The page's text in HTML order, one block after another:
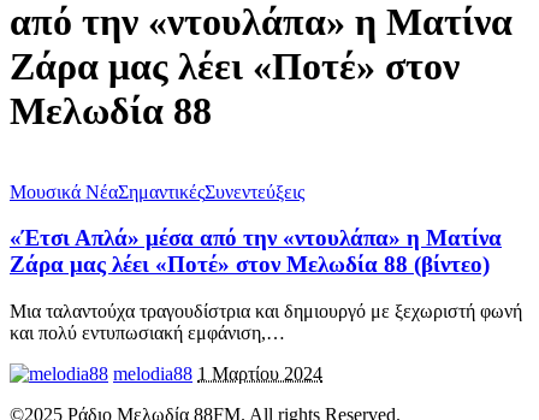
από την «ντουλάπα» η Ματίνα
Ζάρα μας λέει «Ποτέ» στον
Μελωδία 88
Μουσικά ΝέαΣημαντικέςΣυνεντεύξεις
«Έτσι Απλά» μέσα από την «ντουλάπα» η Ματίνα
Ζάρα μας λέει «Ποτέ» στον Μελωδία 88 (βίντεο)
Μια ταλαντούχα τραγουδίστρια και δημιουργό με ξεχωριστή φωνή
και πολύ εντυπωσιακή εμφάνιση,…
melodia88 1 Μαρτίου 2024
©2025 Ράδιο Μελωδία 88FM. All rights Reserved.